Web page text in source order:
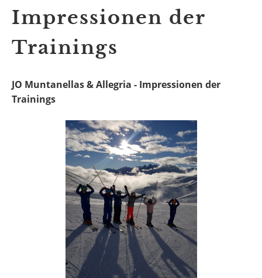
Impressionen der
Trainings
JO Muntanellas & Allegria - Impressionen der
Trainings